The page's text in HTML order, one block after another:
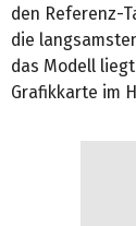
den Referenz-
die
das Modell
Grafikkarte im